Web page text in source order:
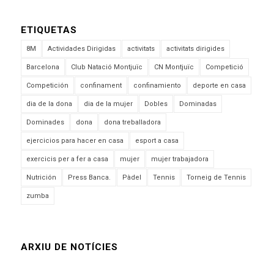
ETIQUETAS
8M Actividades Dirigidas activitats activitats dirigides
Barcelona Club Natació Montjuïc CN Montjuïc Competició
Competición confinament confinamiento deporte en casa
dia de la dona dia de la mujer Dobles Dominadas
Dominades dona dona treballadora
ejercicios para hacer en casa esport a casa
exercicis per a fer a casa mujer mujer trabajadora
Nutrición Press Banca. Pàdel Tennis Torneig de Tennis
zumba
ARXIU DE NOTÍCIES